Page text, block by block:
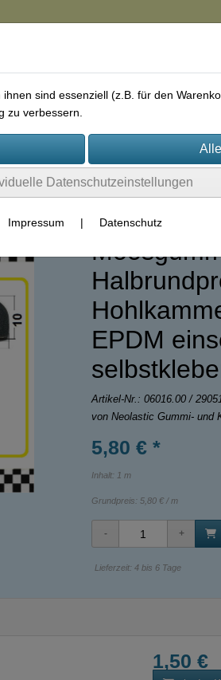
EPDM
Artikel-Nr.: 06016.00 /
von Neolastic Gummi- und
5,80 € *
Inhalt: 1 m
Grundpreis: 5,80 € / m
Lieferzeit: 4 bis 6 Tage
1,50 €
sind essenziell (z.B. für den
zu verbessern.
Datenschutzeinstellungen
Impressum | Datenschutz